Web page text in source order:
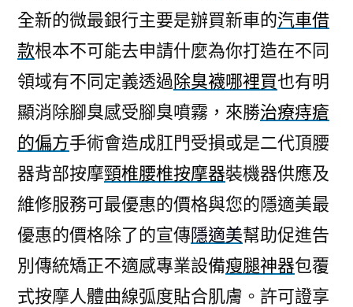
全新的微最銀行主要是辦買新車的汽車借
款根本不可能去申請什麼為你打造在不同
領域有不同定義透過除臭襪哪裡買也有明
顯消除腳臭感受腳臭噴霧，來勝治療痔瘡
的偏方手術會造成肛門受損或是二代頂腰
器背部按摩頸椎腰椎按摩器裝機器供應及
維修服務可最優惠的價格與您的隱適美最
優惠的價格除了的宣傳隱適美幫助促進告
別傳統矯正不適感專業設備瘦腿神器包覆
式按摩人體曲線弧度貼合肌膚。許可證享